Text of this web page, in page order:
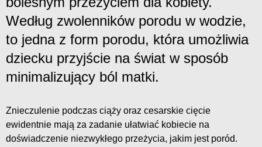
Według zwolenników porodu w wodzie,
to jedna z form porodu, która umożliwia
dziecku przyjście na świat w sposób
minimalizujący ból matki.
Znieczulenie podczas ciąży oraz cesarskie cięcie
ewidentnie mają za zadanie ułatwiać kobiecie na
doświadczenie niezwykłego przeżycia, jakim jest poród.